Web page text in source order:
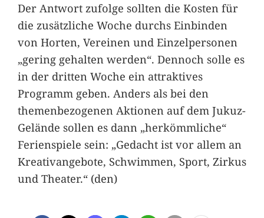
Der Antwort zufolge sollten die Kosten für
die zusätzliche Woche durchs Einbinden
von Horten, Vereinen und Einzelpersonen
„gering gehalten werden“. Dennoch solle es
in der dritten Woche ein attraktives
Programm geben. Anders als bei den
themenbezogenen Aktionen auf dem Jukuz-
Gelände sollen es dann „herkömmliche“
Ferienspiele sein: „Gedacht ist vor allem an
Kreativangebote, Schwimmen, Sport, Zirkus
und Theater.“ (den)